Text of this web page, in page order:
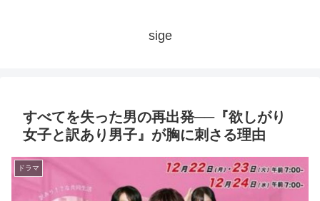
sige
すべてを失った男の再出発──『欲しがり
女子と訳あり男子』が胸に刺さる理由
ドラマ